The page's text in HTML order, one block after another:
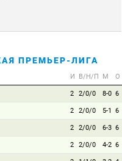
ПРЕМЬЕР-ЛИГА
И В/Н/П М О
2 2/0/0 8-0 6
2 2/0/0 5-1 6
2 2/0/0 6-3 6
2 2/0/0 4-2 6